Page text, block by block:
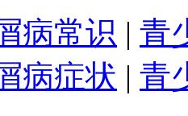
病常识 | 青
病症状 | 青